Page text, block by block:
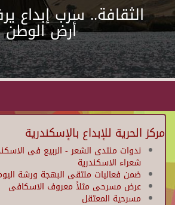
الثقافة.. سرب إبداع
أرض الوطن
مركز الحرية للإبداع بالإسكندرية
ندوات منتدى الشعر - الربيع فى
شعراء الاسكندرية
ضمن فعاليات ملتقى البهجة ورشة
عرض مسرحى مثلاً معروف الاسكافى
مسرحية المعتقل